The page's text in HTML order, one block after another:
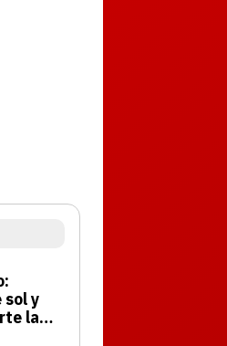
sol y
la